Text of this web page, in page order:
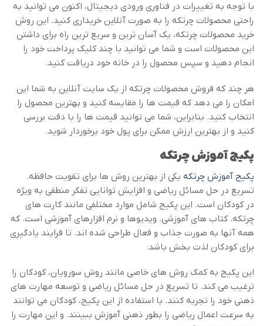
با توجه به تغییرات در فناوری ورودی دیجیتال، اکنون می توانید به
راحتی محصولات چرتکه را به صورت آنلاین خریداری کنید. این روش
خرید محصولات چرتکه، یک آسان ترین و سریع ترین راه برای داشتن
این محصولات است و شما می توانید با چند کلیک پرداخت خود را
انجام دهید و سپس محصول را در خانه خود دریافت کنید.
هر چند که فروش محصولات چرتکه از یک سایت آنلاین به شما این
امکان را می دهد که قیمت ها را مقایسه کنید و بهترین محصول را
انتخاب کنید. بنابراین، شما می توانید قیمت ها را با دقت بررسی
کنید و از بهترین ارزش ممکن برای پول خود برخوردار شوید.
پکیج آموزش چرتکه
پکیج آموزش چرتکه یکی از بهترین روش ها برای تقویت حافظه.
تسریع در حل مسائل ریاضی و افزایش توانایی تفکر منطقی به ویژه
در کودکان است. این پکیج شامل موارد مختلفی مانند کارت های
چرتکه. کتاب های آموزشی. ویدیوها و نرم افزارهای آموزشی است. که
همه آنها به صورت جذاب و فعال طراحی شده اند. تا فرایند یادگیری
برای کودکان لذت بخش باشد.
این پکیج به کمک روش های خاصی مانند روش سورویان، کودکان را
ترغیب می کند. تا تسریع در حل مسائل ریاضی و توسعه مهارت های
ذهنی خود را تجربه کنند. با استفاده از این پکیج، کودکان می توانند
به سرعت اعمال ریاضی را بطور ذهنی آموزش ببینند. و این مهارت را